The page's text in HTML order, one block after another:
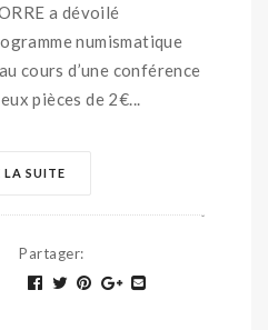
a dévoilé
numismatique
cours d’une conférence
pièces de 2€...
LA SUITE
Partager: